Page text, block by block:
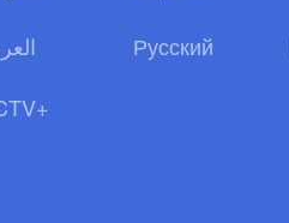
Русский